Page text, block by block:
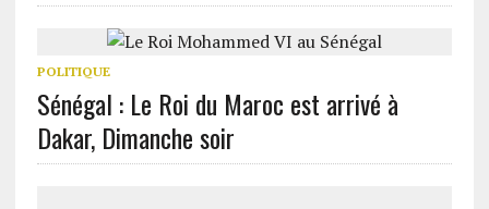
POLITIQUE
Sénégal : Le Roi du Maroc est arrivé à
Dakar, Dimanche soir